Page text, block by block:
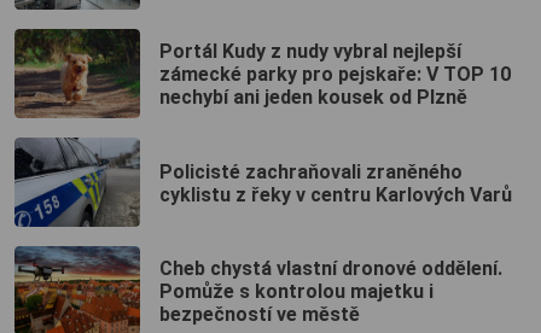
Portál Kudy z nudy vybral nejlepší
zámecké parky pro pejskaře: V TOP 10
nechybí ani jeden kousek od Plzně
Policisté zachraňovali zraněného
cyklistu z řeky v centru Karlových Varů
Cheb chystá vlastní dronové oddělení.
Pomůže s kontrolou majetku i
bezpečností ve městě